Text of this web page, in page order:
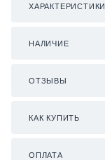
ХАРАКТЕРИСТИКИ
НАЛИЧИЕ
ОТЗЫВЫ
КАК КУПИТЬ
ОПЛАТА